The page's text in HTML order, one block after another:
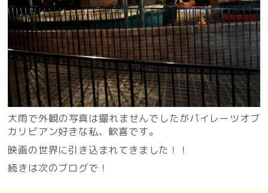
大雨で外観の写真は撮れませんでしたがパイレーツオブ
カリビアン好きな私、歓喜です。
映画の世界に引き込まれてきました！！
続きは次のブログで！